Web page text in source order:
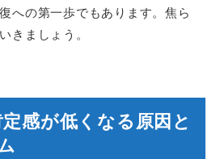
への第一歩でもあります。焦ら
きましょう。
感が低くなる原因と